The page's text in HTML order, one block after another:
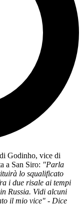
Godinho, vice di
a San Siro: "Parla
lo squalificato
i due risale ai tempi
Russia. Vidi alcuni
il mio vice" - Dice